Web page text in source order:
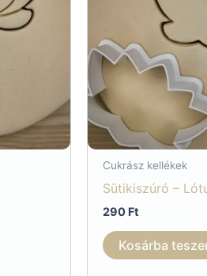
Cukrász kellékek
Sütikiszúró –
290 Ft
Kosárba